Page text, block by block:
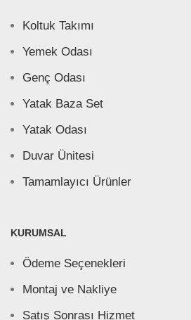
Koltuk Takımı
Yemek Odası
Genç Odası
Yatak Baza Set
Yatak Odası
Duvar Ünitesi
Tamamlayıcı Ürünler
KURUMSAL
Ödeme Seçenekleri
Montaj ve Nakliye
Satış Sonrası Hizmet